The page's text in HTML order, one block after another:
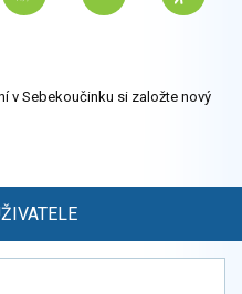
v Sebekoučinku si založte nový